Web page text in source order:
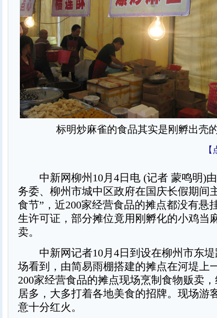
标明炒麻雀的食品其实是刚孵出壳
中新网柳州10月4日电 (记者 蒙鸣明)
务委、柳州市城中区政府在国庆长假期间
食节”，近200家经营食品的摊点都没有悬
生许可证，部分摊位竟用刚孵化的小鸡当
卖。
中新网记者10月4日到设在柳州市东堤
场看到，由简易雨棚搭建的摊点在河堤上
200家经营食品的摊点现场烹制食物贩卖
居多，大多打着各地美食的招牌。现场游
意十分红火。